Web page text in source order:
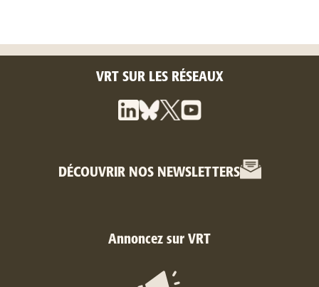
VRT SUR LES RÉSEAUX
DÉCOUVRIR NOS NEWSLETTERS
Annoncez sur VRT